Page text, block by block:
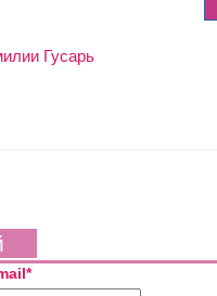
Гусарь